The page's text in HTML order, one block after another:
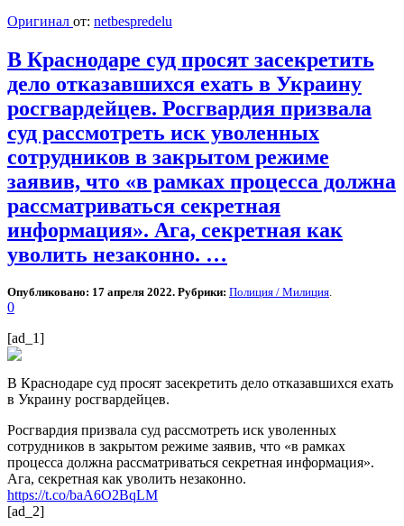
Оригинал от: netbespredelu
В Краснодаре суд просят засекретить
дело отказавшихся ехать в Украину
росгвардейцев. Росгвардия призвала
суд рассмотреть иск уволенных
сотрудников в закрытом режиме
заявив, что «в рамках процесса должна
рассматриваться секретная
информация». Ага, секретная как
уволить незаконно. …
Опубликовано: 17 апреля 2022. Рубрики: Полиция / Милиция.
0
[ad_1]
В Краснодаре суд просят засекретить дело отказавшихся ехать
в Украину росгвардейцев.
Росгвардия призвала суд рассмотреть иск уволенных
сотрудников в закрытом режиме заявив, что «в рамках
процесса должна рассматриваться секретная информация».
Ага, секретная как уволить незаконно.
https://t.co/baA6O2BqLM
[ad_2]